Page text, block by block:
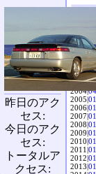
«前
2004|04
2005|01
2006|01
2007|01
2008|01
2009|01
2010|01
2011|01
2012|01
2013|01
昨日のアク
セス:
今日のアク
セス:
トータルア
クセス: